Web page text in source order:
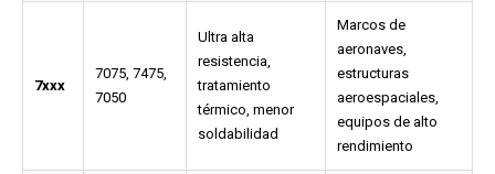
7xxx
7075, 7475,
7050
Ultra alta
resistencia,
tratamiento
térmico, menor
soldabilidad
Marcos de
aeronaves,
estructuras
aeroespaciales,
equipos de alto
rendimiento